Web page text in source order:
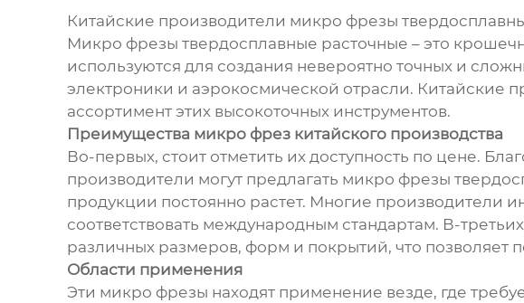
Китайские производители микро фрезы
Микро фрезы твердосплавные расточные – это
используются для создания невероятно точных и
электроники и аэрокосмической отрасли. Китайские
ассортимент этих высокоточных инструментов.
Преимущества микро фрез китайского производства
Во-первых, стоит отметить их доступность по цене.
производители могут предлагать микро фрезы
продукции постоянно растет. Многие производители
соответствовать международным стандартам. В-
различных размеров, форм и покрытий, что позволяет
Области применения
Эти микро фрезы находят применение везде, где